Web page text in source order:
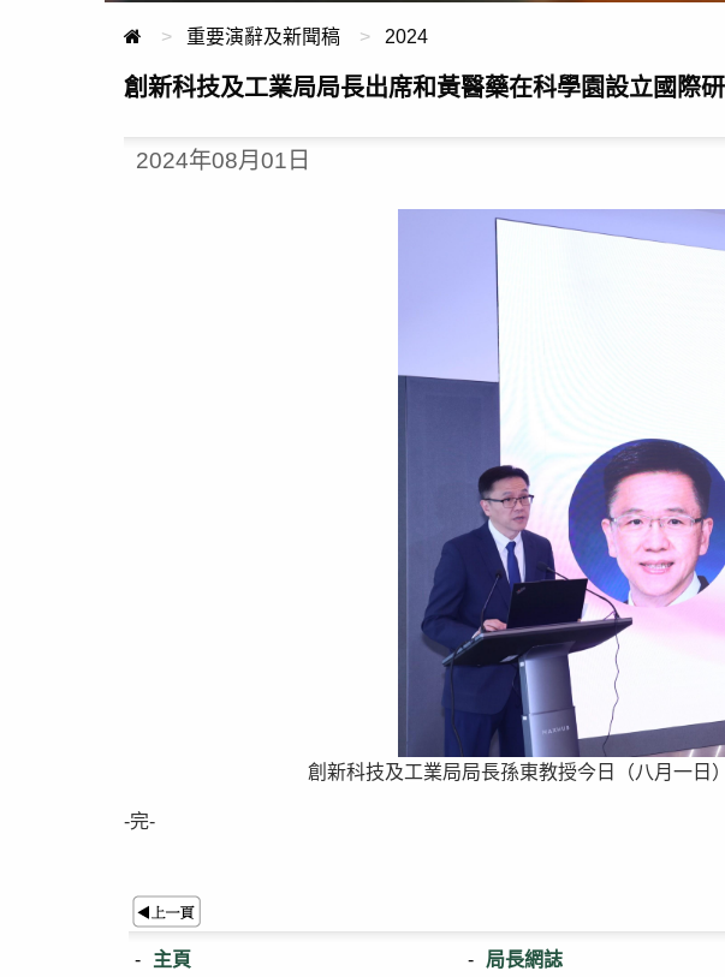
重要演辭及新聞稿 2024
創新科技及工業局局長出席和黃醫藥在科學園設立國際
2024年08月01日
創新科技及工業局局長孫東教授今日（八月一日
-完-
主頁 局長網誌